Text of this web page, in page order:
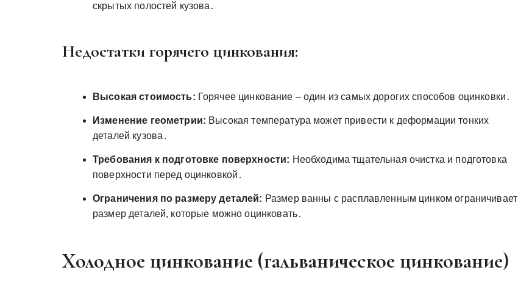
скрытых полостей кузова․
Недостатки горячего цинкования:
Высокая стоимость: Горячее цинкование – один из самых дорогих способов оцинковки․
Изменение геометрии: Высокая температура может привести к деформации тонких
деталей кузова․
Требования к подготовке поверхности: Необходима тщательная очистка и подготовка
поверхности перед оцинковкой․
Ограничения по размеру деталей: Размер ванны с расплавленным цинком ограничивает
размер деталей, которые можно оцинковать․
Холодное цинкование (гальваническое цинкование)